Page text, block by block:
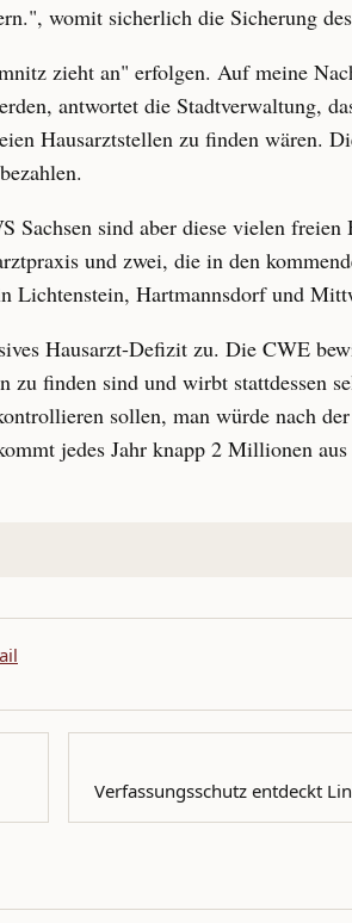
womit sicherlich die Sicherung
zieht an" erfolgen. Auf meine
antwortet die Stadtverwaltung,
Hausarztstellen zu finden wären.
sind aber diese vielen
und zwei, die in den
Lichtenstein, Hartmannsdorf und
Hausarzt-Defizit zu. Die CWE
finden sind und wirbt stattdessen
sollen, man würde nach
jedes Jahr knapp 2 Millionen
Verfassungsschutz entdeckt